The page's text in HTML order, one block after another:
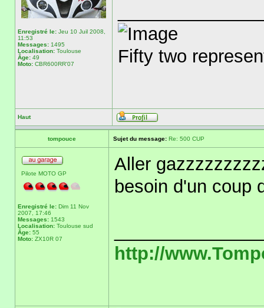
Enregistré le: Jeu 10 Juil 2008,
11:53
Messages: 1495
Localisation: Toulouse
Âge: 49
Moto: CBR600RR'07 Fifty two
Haut
tompouce Sujet du message: Re: 500 CUP
Pilote MOTO GP
Enregistré le: Dim 11 Nov
2007, 17:46
Messages: 1543
Localisation: Toulouse sud
Âge: 55
Moto: ZX10R 07
Aller
besoin d'un coup
http://